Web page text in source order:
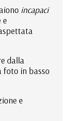
incapaci
e
dalla
foto in basso
e